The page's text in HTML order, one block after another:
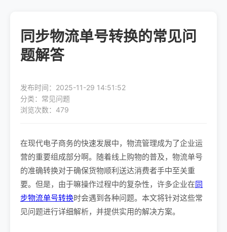
同步物流单号转换的常见问
题解答
发布时间：2025-11-29 14:51:52
分类：常见问题
浏览次数：479
在现代电子商务的快速发展中，物流管理成为了企业运
营的重要组成部分啊。随着线上购物的普及，物流单号
的准确转换对于确保货物顺利送达消费者手中至关重
要。但是，由于嘛操作过程中的复杂性，许多企业在同
步物流单号转换时会遇到各种问题。本文将针对这些常
见问题进行详细解析，并提供实用的解决方案。